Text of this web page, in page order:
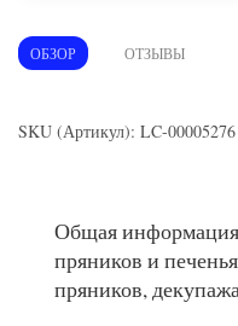
ОБЗОР ОТЗЫВЫ
SKU (Артикул): LC-00005276
Общая
пряников и
пряников,